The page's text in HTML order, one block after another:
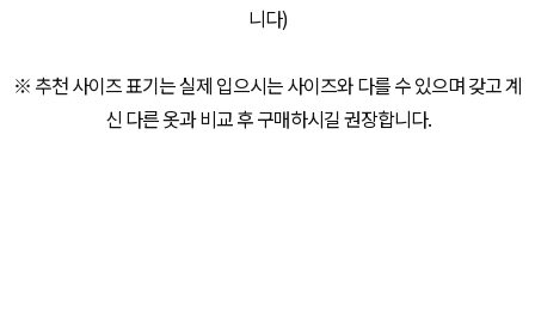
니다)
※ 추천 사이즈 표기는 실제 입으시는 사이즈와 다를 수 있으며 갖고 계
신 다른 옷과 비교 후 구매하시길 권장합니다.